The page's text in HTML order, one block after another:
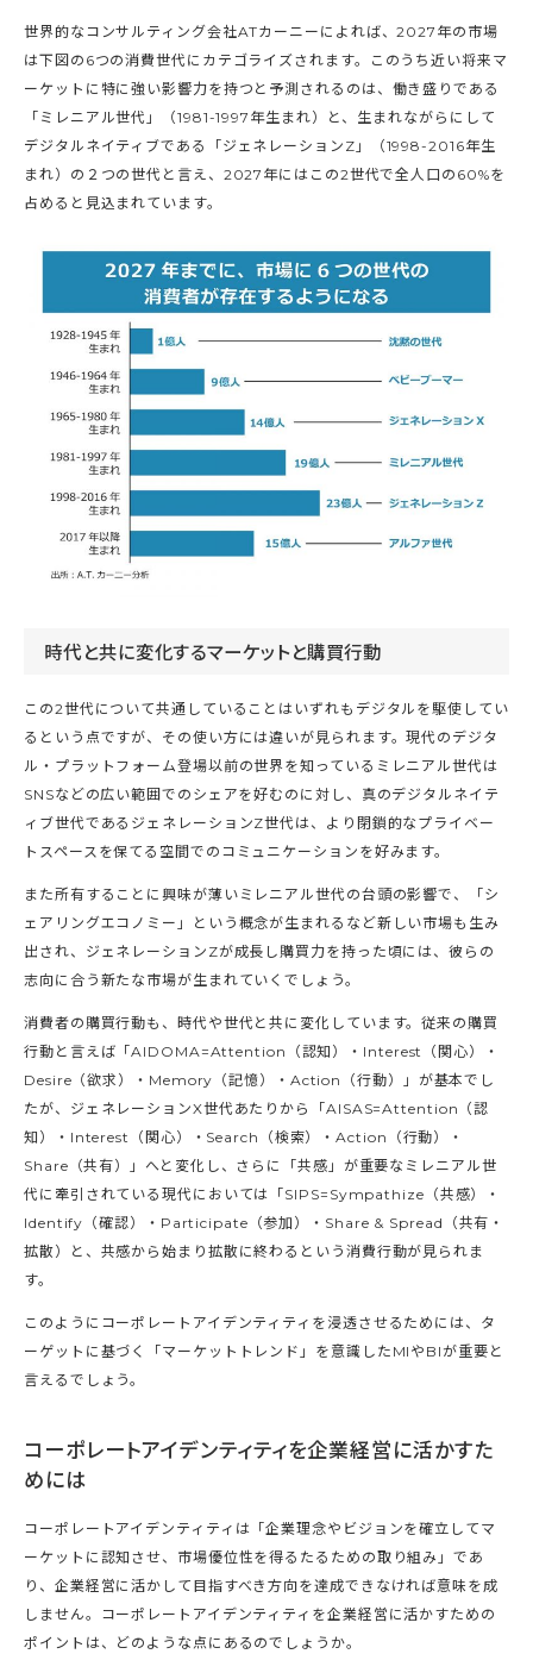
世界的なコンサルティング会社ATカーニーによれば、2027年の市場
は下図の6つの消費世代にカテゴライズされます。このうち近い将来マ
ーケットに特に強い影響力を持つと予測されるのは、働き盛りである
「ミレニアル世代」（1981-1997年生まれ）と、生まれながらにして
デジタルネイティブである「ジェネレーションZ」（1998-2016年生
まれ）の２つの世代と言え、2027年にはこの2世代で全人口の60%を
占めると見込まれています。
時代と共に変化するマーケットと購買行動
この2世代について共通していることはいずれもデジタルを駆使してい
るという点ですが、その使い方には違いが見られます。現代のデジタ
ル・プラットフォーム登場以前の世界を知っているミレニアル世代は
SNSなどの広い範囲でのシェアを好むのに対し、真のデジタルネイテ
ィブ世代であるジェネレーションZ世代は、より閉鎖的なプライベー
トスペースを保てる空間でのコミュニケーションを好みます。
また所有することに興味が薄いミレニアル世代の台頭の影響で、「シ
ェアリングエコノミー」という概念が生まれるなど新しい市場も生み
出され、ジェネレーションZが成長し購買力を持った頃には、彼らの
志向に合う新たな市場が生まれていくでしょう。
消費者の購買行動も、時代や世代と共に変化しています。従来の購買
行動と言えば「AIDOMA=Attention（認知）・Interest（関心）・
Desire（欲求）・Memory（記憶）・Action（行動）」が基本でし
たが、ジェネレーションX世代あたりから「AISAS=Attention（認
知）・Interest（関心）・Search（検索）・Action（行動）・
Share（共有）」へと変化し、さらに「共感」が重要なミレニアル世
代に牽引されている現代においては「SIPS=Sympathize（共感）・
Identify（確認）・Participate（参加）・Share & Spread（共有・
拡散）と、共感から始まり拡散に終わるという消費行動が見られま
す。
このようにコーポレートアイデンティティを浸透させるためには、タ
ーゲットに基づく「マーケットトレンド」を意識したMIやBIが重要と
言えるでしょう。
コーポレートアイデンティティを企業経営に活かすた
めには
コーポレートアイデンティティは「企業理念やビジョンを確立してマ
ーケットに認知させ、市場優位性を得るたるための取り組み」であ
り、企業経営に活かして目指すべき方向を達成できなければ意味を成
しません。コーポレートアイデンティティを企業経営に活かすための
ポイントは、どのような点にあるのでしょうか。